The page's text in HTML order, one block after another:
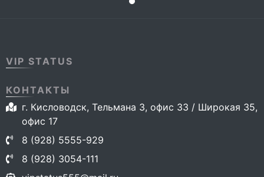
VIP STATUS
КОНТАКТЫ
г. Кисловодск, Тельмана 3, офис 33 / Широкая 35,
офис 17
8 (928) 5555-929
8 (928) 3054-111